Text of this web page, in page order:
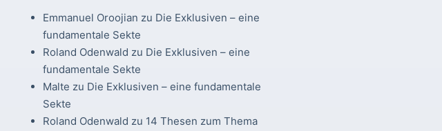
Emmanuel Oroojian zu Die Exklusiven – eine
fundamentale Sekte
Roland Odenwald zu Die Exklusiven – eine
fundamentale Sekte
Malte zu Die Exklusiven – eine fundamentale
Sekte
Roland Odenwald zu 14 Thesen zum Thema